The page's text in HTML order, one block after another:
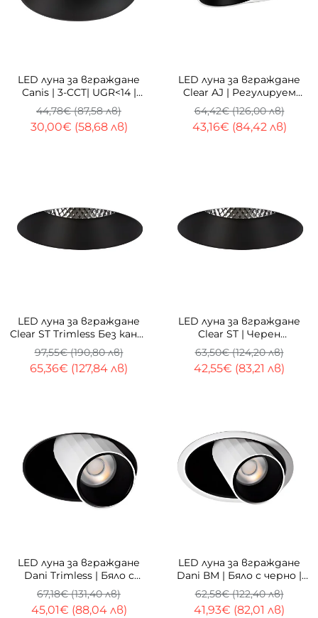
LED луна за вграждане
Canis | 3-CCT| UGR<14 |
Димиране
30,00€ (58,68 лв)
44,78€ (87,58 лв)
LED луна за вграждане
Clear AJ | Регулируем
рефлектор | Два
размера
43,16€ (84,42 лв)
64,42€ (126,00 лв)
LED луна за вграждане
Clear ST Trimless Без кант
| 30W | 4000K
65,36€ (127,84 лв)
97,55€ (190,80 лв)
LED луна за вграждане
Clear ST | Черен
рефлектор | 4000K
42,55€ (83,21 лв)
63,50€ (124,20 лв)
LED луна за вграждане
Dani Trimless | Бяло с
черно | 7W | 3000K
45,01€ (88,04 лв)
67,18€ (131,40 лв)
LED луна за вграждане
Dani ВМ | Бяло с черно |
7W | 3000K
41,93€ (82,01 лв)
62,58€ (122,40 лв)